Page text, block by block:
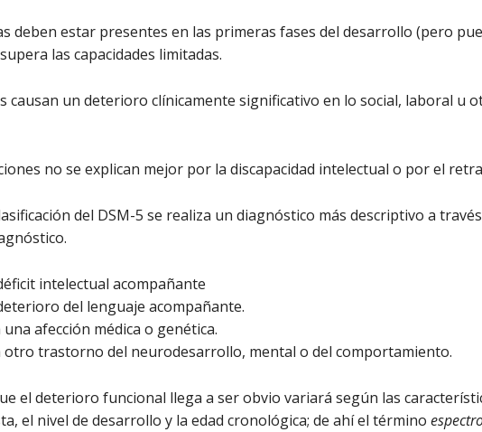
deben estar presentes en las primeras fases del desarrollo (pero
las capacidades limitadas.
causan un deterioro clínicamente significativo en lo social, laboral u
no se explican mejor por la discapacidad intelectual o por el
del DSM-5 se realiza un diagnóstico más descriptivo a
intelectual acompañante
del lenguaje acompañante.
una afección médica o genética.
otro trastorno del neurodesarrollo, mental o del comportamiento.
el deterioro funcional llega a ser obvio variará según las
el nivel de desarrollo y la edad cronológica; de ahí el término